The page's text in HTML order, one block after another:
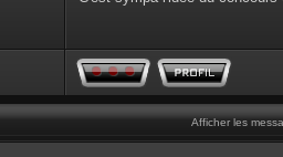
Afficher les